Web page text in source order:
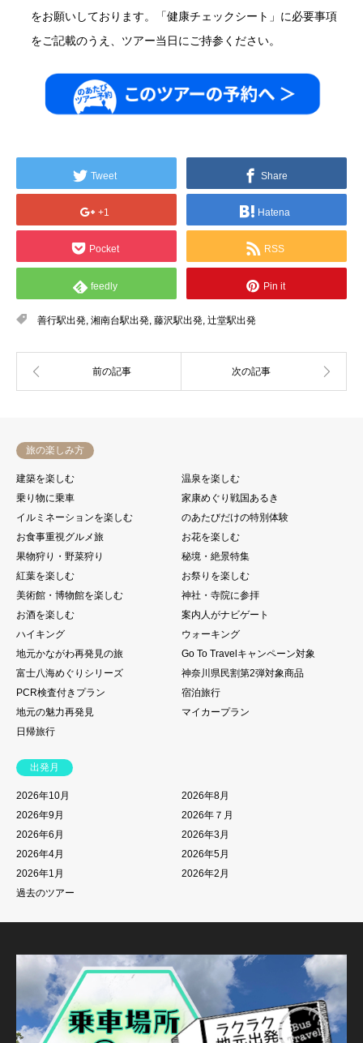
をお願いしております。「健康チェックシート」に必要事項
をご記載のうえ、ツアー当日にご持参ください。
Tweet Share
+1 Hatena
Pocket RSS
feedly Pin it
善行駅出発, 湘南台駅出発, 藤沢駅出発, 辻堂駅出発
旅の楽しみ方
建築を楽しむ
温泉を楽しむ
乗り物に乗車
家康めぐり戦国あるき
イルミネーションを楽しむ
のあたびだけの特別体験
お食事重視グルメ旅
お花を楽しむ
果物狩り・野菜狩り
秘境・絶景特集
紅葉を楽しむ
お祭りを楽しむ
美術館・博物館を楽しむ
神社・寺院に参拝
お酒を楽しむ
案内人がナビゲート
ハイキング
ウォーキング
地元かながわ再発見の旅
Go To Travelキャンペーン対象
富士八海めぐりシリーズ
神奈川県民割第2弾対象商品
PCR検査付きプラン
宿泊旅行
地元の魅力再発見
マイカープラン
日帰旅行
出発月
2026年10月
2026年8月
2026年9月
2026年７月
2026年6月
2026年3月
2026年4月
2026年5月
2026年1月
2026年2月
過去のツアー